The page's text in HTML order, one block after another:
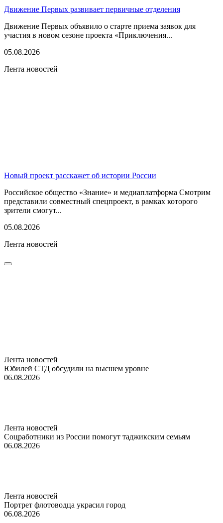
Движение Первых развивает первичные отделения
Движение Первых объявило о старте приема заявок для
участия в новом сезоне проекта «Приключения...
05.08.2026
Лента новостей
Новый проект расскажет об истории России
Российское общество «Знание» и медиаплатформа Смотрим
представили совместный спецпроект, в рамках которого
зрители смогут...
05.08.2026
Лента новостей
Лента новостей
Юбилей СТД обсудили на высшем уровне
06.08.2026
Лента новостей
Соцработники из России помогут таджикским семьям
06.08.2026
Лента новостей
Портрет флотоводца украсил город
06.08.2026